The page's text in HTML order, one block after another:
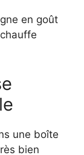
en goût
une boîte
bien